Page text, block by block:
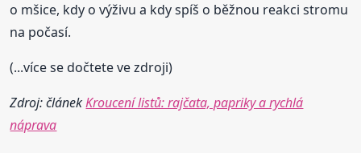
o mšice, kdy o výživu a kdy spíš o běžnou reakci stromu
na počasí.
(...více se dočtete ve zdroji)
Zdroj: článekKroucení listů: rajčata, papriky a rychlá
náprava